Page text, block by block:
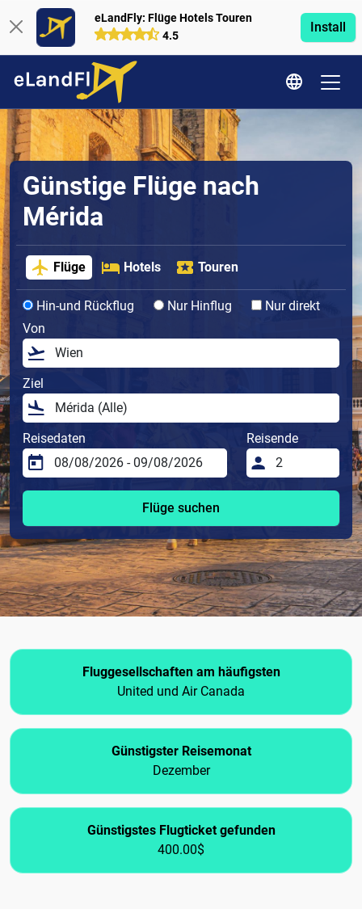
eLandFly: Flüge Hotels Touren
4.5
Install
Günstige Flüge nach
Mérida
Flüge Hotels Touren
Hin-und Rückflug Nur Hinflug
Nur direkt
Von
Ziel
Reisedaten Reisende
Flüge suchen
Fluggesellschaften am häufigsten
United und Air Canada
Günstigster Reisemonat
Dezember
Günstigstes Flugticket gefunden
400.00$